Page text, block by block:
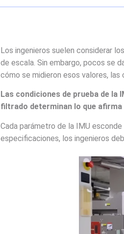
Los ingenieros suelen considerar
de escala. Sin embargo, pocos se
cómo se midieron esos valores,
Las condiciones de prueba de la
filtrado determinan lo que
Cada parámetro de la IMU
especificaciones, los ingenieros